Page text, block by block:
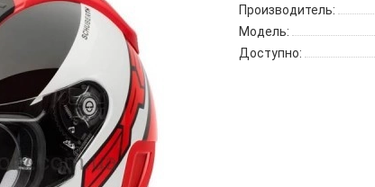
Производитель:
Модель:
Доступно: